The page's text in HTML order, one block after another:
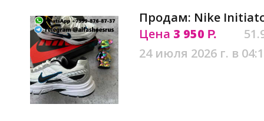
Продам: Nike
Цена 3 950 Р.
24 июля 2026 г. в